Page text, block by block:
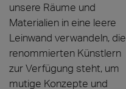
unsere Räume und
Materialien in eine leere
Leinwand verwandeln, die
renommierten Künstlern
zur Verfügung steht, um
mutige Konzepte und